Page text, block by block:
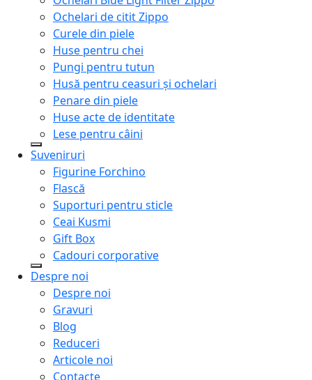
Ochelari de citit Zippo
Curele din piele
Huse pentru chei
Pungi pentru tutun
Husă pentru ceasuri și ochelari
Penare din piele
Huse acte de identitate
Lese pentru câini
Suveniruri
Figurine Forchino
Flască
Suporturi pentru sticle
Ceai Kusmi
Gift Box
Cadouri corporative
Despre noi
Despre noi
Gravuri
Blog
Reduceri
Articole noi
Contacte